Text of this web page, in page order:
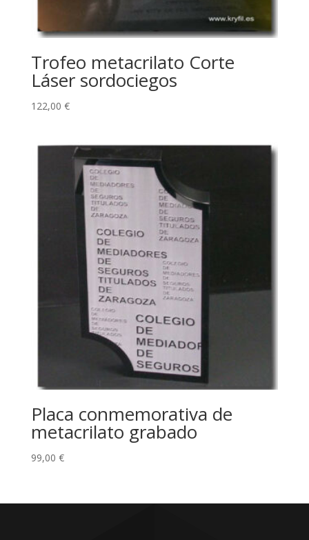
Trofeo metacrilato Corte
Láser sordociegos
122,00 €
Placa conmemorativa de
metacrilato grabado
99,00 €